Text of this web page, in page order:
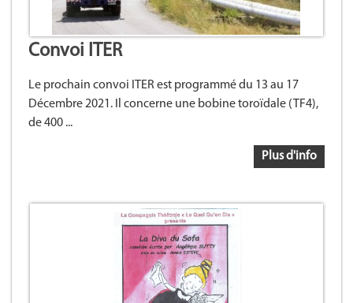
Convoi ITER
Le prochain convoi ITER est programmé du 13 au 17
Décembre 2021. Il concerne une bobine toroïdale (TF4),
de 400 ...
Plus d'info